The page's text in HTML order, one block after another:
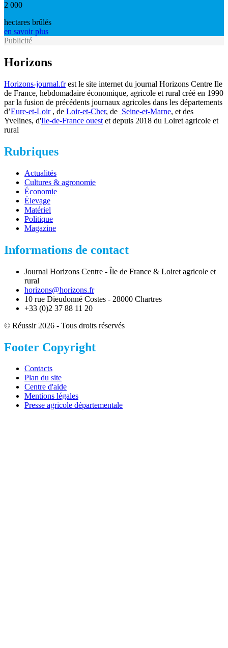
2 000
hectares brûlés
en savoir plus
Publicité
Horizons
Horizons-journal.frest le site internet du journal Horizons Centre Ile
de France, hebdomadaire économique, agricole et rural créé en 1990
par la fusion de précédents journaux agricoles dans les départements
d’Eure-et-Loir, de Loir-et-Cher, de Seine-et-Marne, et des
Yvelines, d'Ile-de-France ouest et depuis 2018 du Loiret agricole et
rural
Rubriques
Actualités
Cultures & agronomie
Économie
Élevage
Matériel
Politique
Magazine
Informations de contact
Journal Horizons Centre - Île de France & Loiret agricole et
rural
horizons@horizons.fr
10 rue Dieudonné Costes - 28000 Chartres
+33 (0)2 37 88 11 20
© Réussir 2026 - Tous droits réservés
Footer Copyright
Contacts
Plan du site
Centre d'aide
Mentions légales
Presse agricole départementale